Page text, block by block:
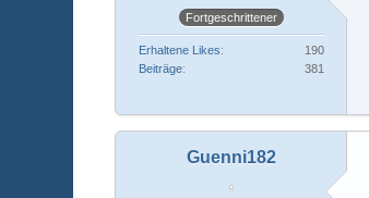
Fortgeschrittener
Erhaltene Likes
190
Beiträge
381
Guenni182